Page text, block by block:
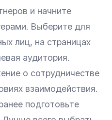
и начните
Выберите для
лиц, на страницах
аудитория.
о сотрудничестве
взаимодействия.
подготовьте